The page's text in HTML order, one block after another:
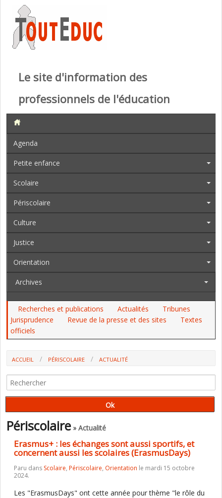
Le site d'information des
professionnels de l'éducation
Agenda
Petite enfance
Scolaire
Périscolaire
Culture
Justice
Orientation
Archives
Recherches et publications Actualités
Tribunes
Jurisprudence
Revue de la presse et des sites
Textes
officiels
ACCUEIL PÉRISCOLAIRE ACTUALITÉ
Périscolaire» Actualité
Erasmus+ : les échanges sont aussi sportifs, et
concernent aussi les scolaires (ErasmusDays)
Paru dans Scolaire, Périscolaire, Orientation le mardi 15 octobre
2024.
Les "ErasmusDays" ont cette année pour thème "le rôle du